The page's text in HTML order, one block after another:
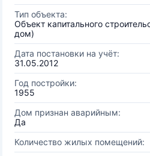
Тип объекта:
Объект капитального
дом)
Дата постановки на учёт:
31.05.2012
Год постройки:
1955
Дом признан аварийным:
Да
Количество жилых помещений: